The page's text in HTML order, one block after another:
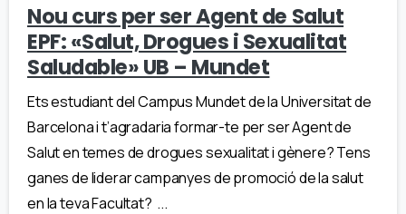
Nou curs per ser Agent de Salut
EPF: «Salut, Drogues i Sexualitat
Saludable» UB – Mundet
Ets estudiant del Campus Mundet de la Universitat de
Barcelona i t’agradaria formar-te per ser Agent de
Salut en temes de drogues sexualitat i gènere? Tens
ganes de liderar campanyes de promoció de la salut
en la teva Facultat? ...